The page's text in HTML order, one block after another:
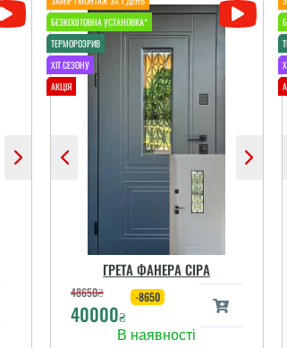
ГРЕТА ФАНЕРА СІРА
48650₴
40000₴
-8650